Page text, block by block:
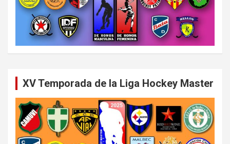
XV Temporada de la Liga Hockey Master